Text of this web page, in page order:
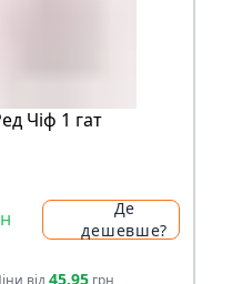
Чіф 1 гат
Де
дешевше?
від45.95грн